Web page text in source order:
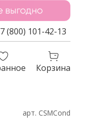
(800) 101-42-13
Корзина
арт. CSMCond